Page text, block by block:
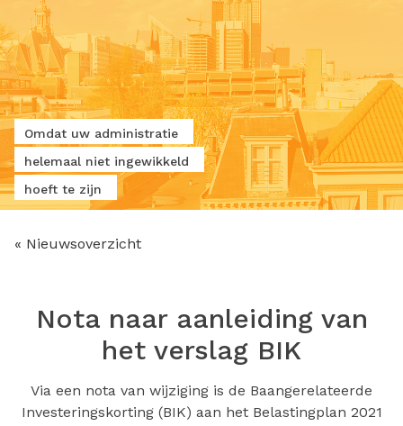
Omdat uw administratie
helemaal niet ingewikkeld
hoeft te zijn
« Nieuwsoverzicht
Nota naar aanleiding van
het verslag BIK
Via een nota van wijziging is de Baangerelateerde
Investeringskorting (BIK) aan het Belastingplan 2021